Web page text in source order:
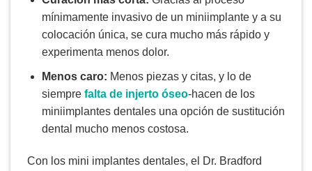
mínimamente invasivo de un miniimplante y a su
colocación única, se cura mucho más rápido y
experimenta menos dolor.
Menos caro: Menos piezas y citas, y lo de
siempre falta de injerto óseo-hacen de los
miniimplantes dentales una opción de sustitución
dental mucho menos costosa.
Con los mini implantes dentales, el Dr. Bradford